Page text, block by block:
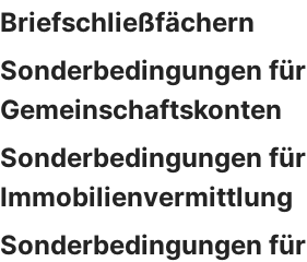
Briefschließfächern
Sonderbedingungen für
Gemeinschaftskonten
Sonderbedingungen
Immobilienvermittlung
Sonderbedingungen